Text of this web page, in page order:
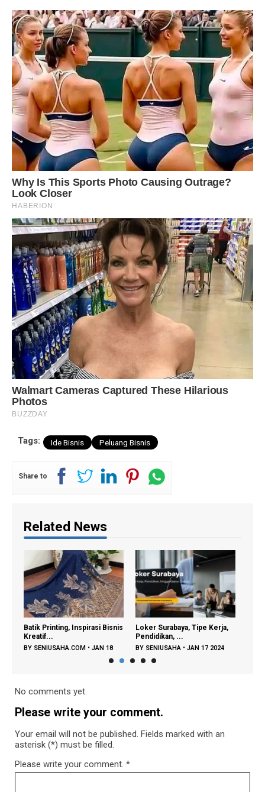
Tags: Ide Bisnis Peluang Bisnis
Share to
Related News
Batik Printing, Inspirasi Bisnis
Kreatif...
BY SENIUSAHA.COM • JAN 18
Loker Surabaya, Tipe Kerja,
Pendidikan, ...
BY SENIUSAHA • JAN 17 2024
No comments yet.
Please write your comment.
Your email will not be published. Fields marked with an
asterisk (*) must be filled.
Please write your comment. *